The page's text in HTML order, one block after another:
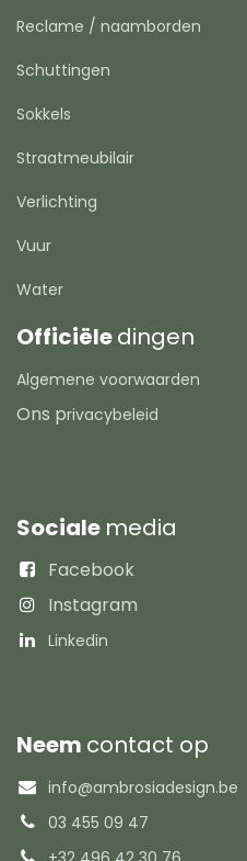
Reclame / naamborden
Schuttingen
Sokkels
Straatmeubilair
Verlichting
Vuur
Water
Officiëledingen
Algemene voorwaarden
Ons privacybeleid
Sociale media
Facebook
Instagram
Linkedin
Neem contact op
info@ambrosiadesign.be
03 455 09 47